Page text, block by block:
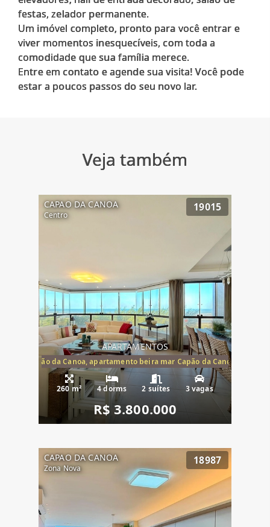
festas, zelador permanente.
Um imóvel completo, pronto para você entrar e
viver momentos inesquecíveis, com toda a
comodidade que sua família merece.
Entre em contato e agende sua visita! Você pode
estar a poucos passos do seu novo lar.
Veja também
CAPAO DA CANOA
Centro
19015
APARTAMENTOS
mar Capão da Canoa, apartamento beira mar Capão da Canoa,
260 m² 4 dorms 2 suítes 3 vagas
R$ 3.800.000
CAPAO DA CANOA
Zona Nova
18987